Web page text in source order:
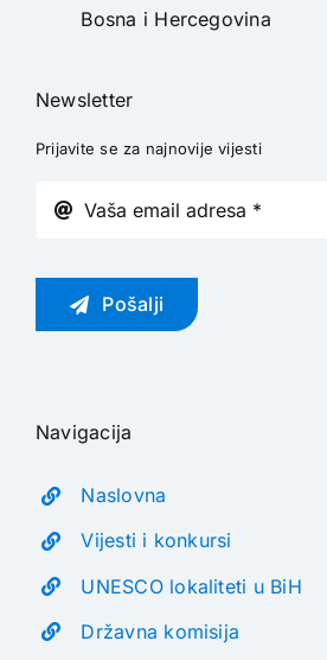
Bosna i Hercegovina
Newsletter
Prijavite se za najnovije vijesti
Pošalji
Navigacija
Naslovna
Vijesti i konkursi
UNESCO lokaliteti u BiH
Državna komisija